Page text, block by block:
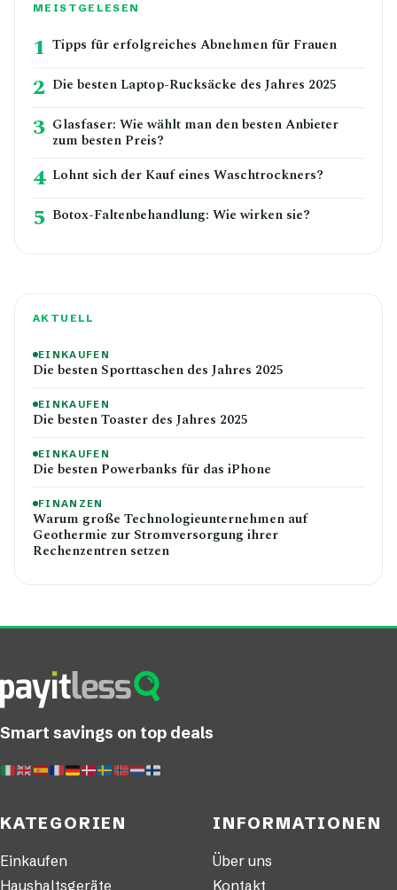
MEISTGELESEN
1 Tipps für erfolgreiches Abnehmen für Frauen
2 Die besten Laptop-Rucksäcke des Jahres 2025
3 Glasfaser: Wie wählt man den besten Anbieter
zum besten Preis?
4 Lohnt sich der Kauf eines Waschtrockners?
5 Botox-Faltenbehandlung: Wie wirken sie?
AKTUELL
EINKAUFEN
Die besten Sporttaschen des Jahres 2025
EINKAUFEN
Die besten Toaster des Jahres 2025
EINKAUFEN
Die besten Powerbanks für das iPhone
FINANZEN
Warum große Technologieunternehmen auf
Geothermie zur Stromversorgung ihrer
Rechenzentren setzen
Smart savings on top deals
KATEGORIEN
Einkaufen
Haushaltsgeräte
INFORMATIONEN
Über uns
Kontakt